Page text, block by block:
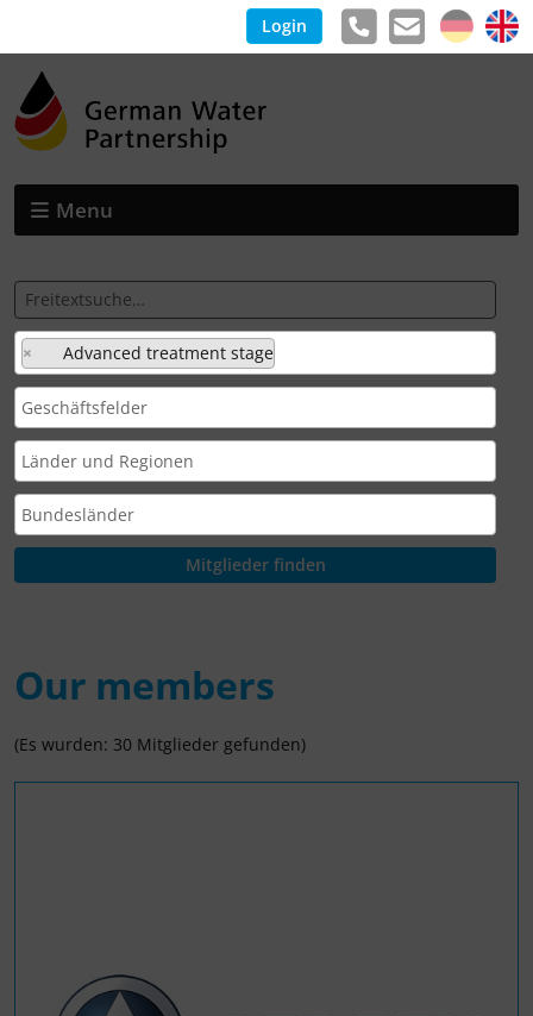
Login
Menu
× Advanced treatment stage
Our members
(Es wurden: 30 Mitglieder gefunden)